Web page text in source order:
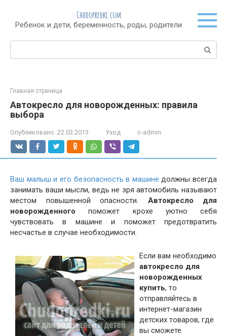
контенту
Chudopredki.com
Ребенок и дети, беременность, роды, родители
Поиск:
Главная страница
Автокресло для новорожденных: правила
выбора
Опубликовано: 22.03.2013 Уход c-admin
Ваш малыш и его безопасность в машине должны всегда
занимать ваши мысли, ведь не зря автомобиль называют
местом повышенной опасности. Автокресло для
новорожденного поможет крохе уютно себя
чувствовать в машине и поможет предотвратить
несчастье в случае необходимости.
Если вам необходимо
автокресло для
новорожденных
купить, то
отправляйтесь в
интернет-магазин
детских товаров, где
вы сможете